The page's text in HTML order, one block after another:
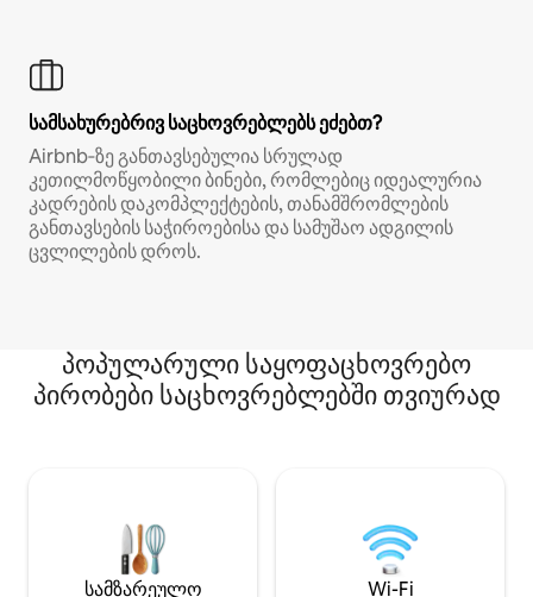
სამსახურებრივ საცხოვრებლებს ეძებთ?
Airbnb‑ზე განთავსებულია სრულად
კეთილმოწყობილი ბინები, რომლებიც იდეალურია
კადრების დაკომპლექტების, თანამშრომლების
განთავსების საჭიროებისა და სამუშაო ადგილის
ცვლილების დროს.
პოპულარული საყოფაცხოვრებო
პირობები საცხოვრებლებში თვიურად
სამზარეულო Wi-Fi